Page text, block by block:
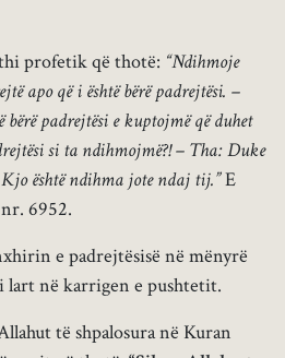
profetik që thotë: “Ndihmoje
apo që i është bërë padrejtësi. –
padrejtësi e kuptojmë që duhet
si ta ndihmojmë?! – Tha: Duke
është ndihma jote ndaj tij.”E
6952.
e padrejtësisë në mënyrë
lart në karrigen e pushtetit.
të shpalosura në Kuran